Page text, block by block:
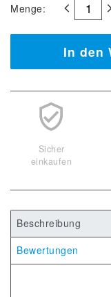
Menge:
In den
Sicher
einkaufen
Beschreibung
Bewertungen